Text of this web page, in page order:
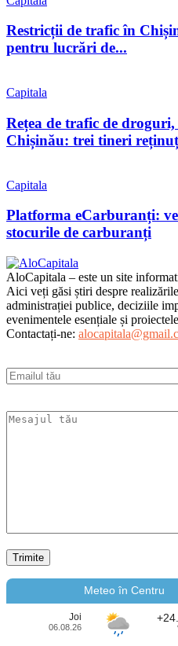
Restricții de trafic în
pentru lucrări de...
Capitala
Rețea de trafic de
Chișinău: trei tineri
Capitala
Platforma eCarburanți:
stocurile de carburanți
AloCapitala – este un site
Aici veți găsi știri despre
administrației publice, deciziile
evenimentele esențiale și
Contactați-ne:
Meteo în Centru
Joi
06.08.26